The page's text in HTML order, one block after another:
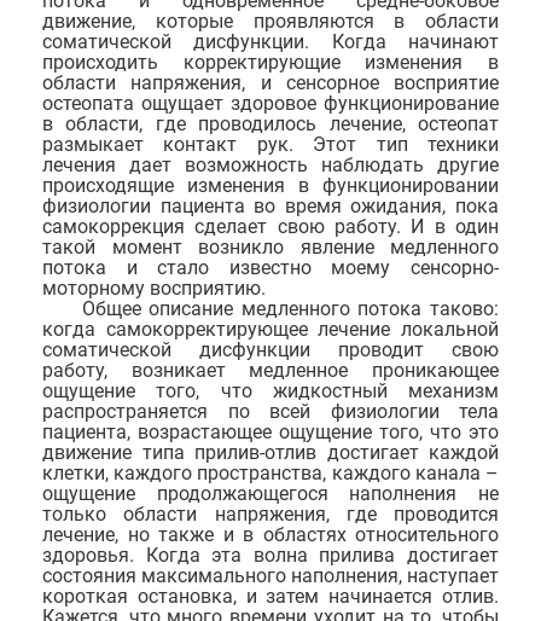
движение, которые проявляются в области
соматической дисфункции. Когда начинают
происходить корректирующие изменения в
области напряжения, и сенсорное восприятие
остеопата ощущает здоровое функционирование
в области, где проводилось лечение, остеопат
размыкает контакт рук. Этот тип техники
лечения дает возможность наблюдать другие
происходящие изменения в функционировании
физиологии пациента во время ожидания, пока
самокоррекция сделает свою работу. И в один
такой момент возникло явление медленного
потока и стало известно моему сенсорно-
моторному восприятию.
Общее описание медленного потока таково:
когда самокорректирующее лечение локальной
соматической дисфункции проводит свою
работу, возникает медленное проникающее
ощущение того, что жидкостный механизм
распространяется по всей физиологии тела
пациента, возрастающее ощущение того, что это
движение типа прилив-отлив достигает каждой
клетки, каждого пространства, каждого канала –
ощущение продолжающегося наполнения не
только области напряжения, где проводится
лечение, но также и в областях относительного
здоровья. Когда эта волна прилива достигает
состояния максимального наполнения, наступает
короткая остановка, и затем начинается отлив.